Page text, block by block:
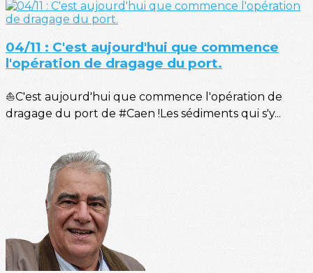
04/11 : C'est aujourd'hui que commence
l'opération de dragage du port.
⛵C'est aujourd'hui que commence l'opération de
dragage du port de #Caen !Les sédiments qui s'y...